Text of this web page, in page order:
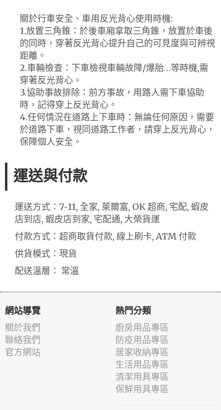
關於行車安全、車用反光背心使用時機:
1.放置三角錐：於後車廂拿取三角錐，放置於車後
的同時，穿著反光背心提升自己的可見度與可辨視
距離。
2.車輛檢查：下車檢視車輛故障/爆胎…等時機,需
穿著反光背心。
3.協助事故排除：前方事故，用路人需下車協助
時，記得穿上反光背心。
4.任何情況在道路上下車時：無論任何原因，需要
於道路下車，視同道路工作者，請穿上反光背心，
保障個人安全。
運送與付款
運送方式：7-11, 全家, 萊爾富, OK 超商, 宅配, 蝦皮
店到店, 蝦皮店到家, 宅配通, 大榮貨運
付款方式：超商取貨付款, 線上刷卡, ATM 付款
供貨模式：現貨
配送溫層： 常溫
網站導覽
關於我們
聯絡我們
官方網站
熱門分類
廚房用品專區
防疫用品專區
居家收納專區
生活用品專區
清潔用具專區
保鮮用具專區